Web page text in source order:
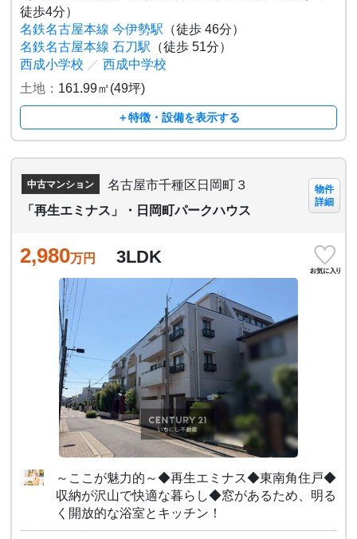
徒歩4分）
名鉄名古屋本線 今伊勢駅 （徒歩 46分）
名鉄名古屋本線 石刀駅 （徒歩 51分）
西成小学校 ／ 西成中学校
土地： 161.99㎡(49坪)
＋特徴・設備を表示する
中古マンション
名古屋市千種区日岡町３
「再生エミナス」・日岡町パークハウス
物件
詳細
2,980万円 3LDK
～ここが魅力的～◆再生エミナス◆東南角住戸◆
収納が沢山で快適な暮らし◆窓があるため、明る
く開放的な浴室とキッチン！